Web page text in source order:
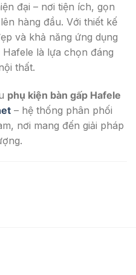
đại – nơi tiện ích, gọn
hàng đầu. Với thiết kế
và khả năng ứng dụng
là lựa chọn đáng
thất.
phụ kiện bàn gấp Hafele
– hệ thống phân phối
nơi mang đến giải pháp